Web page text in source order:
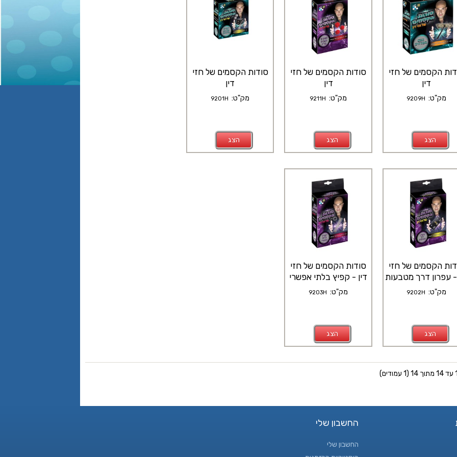
הקסמים של חזי
דין
מק"ט: 9209H
הצג
סודות הקסמים של חזי
דין
מק"ט: 9211H
הצג
סודות הקסמים של חזי
דין
מק"ט: 9201H
הצג
הקסמים של חזי
- עפרון דרך מטבעות
מק"ט: 9202H
הצג
סודות הקסמים של חזי
דין - קפיץ בלתי אפשרי
מק"ט: 9203H
הצג
החשבון שלי
החשבון שלי